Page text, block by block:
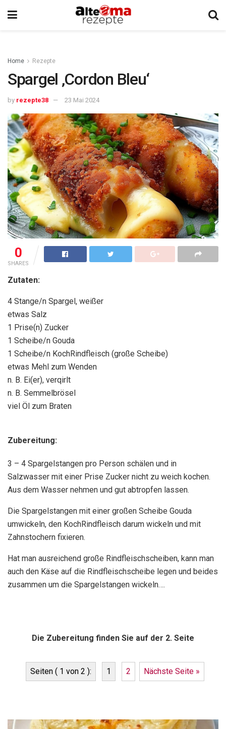
Home Rezepte
Spargel ‚Cordon Bleu‘
by rezepte38 23 Mai 2024
0
SHARES
Zutaten:
4 Stange/n Spargel, weißer
etwas Salz
1 Prise(n) Zucker
1 Scheibe/n Gouda
1 Scheibe/n KochRindfleisch (große Scheibe)
etwas Mehl zum Wenden
n. B. Ei(er), verqirlt
n. B. Semmelbrösel
viel Öl zum Braten
Zubereitung:
3 – 4 Spargelstangen pro Person schälen und in
Salzwasser mit einer Prise Zucker nicht zu weich kochen.
Aus dem Wasser nehmen und gut abtropfen lassen.
Die Spargelstangen mit einer großen Scheibe Gouda
umwickeln, den KochRindfleisch darum wickeln und mit
Zahnstochern fixieren.
Hat man ausreichend große Rindfleischscheiben, kann man
auch den Käse auf die Rindfleischscheibe legen und beides
zusammen um die Spargelstangen wickeln….
Die Zubereitung finden Sie auf der 2. Seite
Seiten ( 1 von 2 ): 1 2 Nächste Seite »